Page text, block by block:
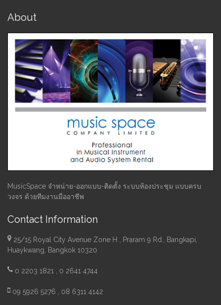
About
MusicSpace จำหน่าย-ออกแบบ-ติดตั้ง ระบบห้องประชุม แบบครบ
วงจร ด้วยทีมงานมืออาชีพ
Contact Information
25/15 Royal City Avenue Zone H , Praram 9 Rd., Bangkapi,
Huaykwang, Bangkok 10320
0 2203 1821 , 0 2641 4744
09 5926 5276 , 08 6311 4142